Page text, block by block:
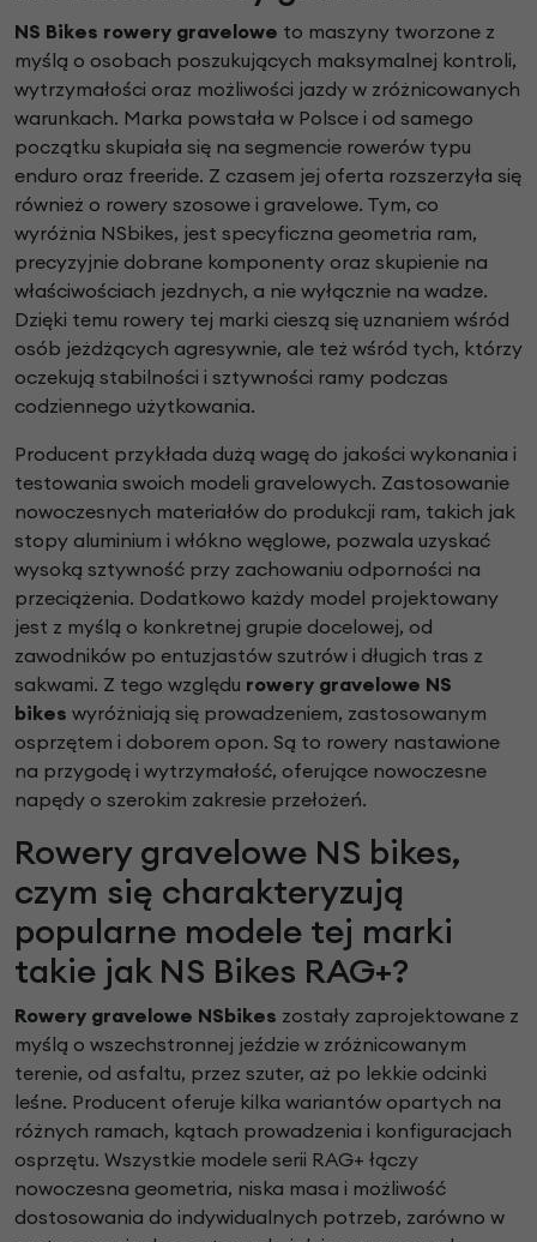
​NS Bikes rowery gravelowe to maszyny tworzone z
myślą o osobach poszukujących maksymalnej kontroli,
wytrzymałości oraz możliwości jazdy w zróżnicowanych
warunkach. Marka powstała w Polsce i od samego
początku skupiała się na segmencie rowerów typu
enduro oraz freeride. Z czasem jej oferta rozszerzyła się
również o rowery szosowe i gravelowe. Tym, co
wyróżnia NSbikes, jest specyficzna geometria ram,
precyzyjnie dobrane komponenty oraz skupienie na
właściwościach jezdnych, a nie wyłącznie na wadze.
Dzięki temu rowery tej marki cieszą się uznaniem wśród
osób jeżdżących agresywnie, ale też wśród tych, którzy
oczekują stabilności i sztywności ramy podczas
codziennego użytkowania.
Producent przykłada dużą wagę do jakości wykonania i
testowania swoich modeli gravelowych. Zastosowanie
nowoczesnych materiałów do produkcji ram, takich jak
stopy aluminium i włókno węglowe, pozwala uzyskać
wysoką sztywność przy zachowaniu odporności na
przeciążenia. Dodatkowo każdy model projektowany
jest z myślą o konkretnej grupie docelowej, od
zawodników po entuzjastów szutrów i długich tras z
sakwami. Z tego względu rowery gravelowe NS
bikes wyróżniają się prowadzeniem, zastosowanym
osprzętem i doborem opon. Są to rowery nastawione
na przygodę i wytrzymałość, oferujące nowoczesne
napędy o szerokim zakresie przełożeń.
Rowery gravelowe NS bikes,
czym się charakteryzują
popularne modele tej marki
takie jak NS Bikes RAG+?
Rowery gravelowe NSbikes zostały zaprojektowane z
myślą o wszechstronnej jeździe w zróżnicowanym
terenie, od asfaltu, przez szuter, aż po lekkie odcinki
leśne. Producent oferuje kilka wariantów opartych na
różnych ramach, kątach prowadzenia i konfiguracjach
osprzętu. Wszystkie modele serii RAG+ łączy
nowoczesna geometria, niska masa i możliwość
dostosowania do indywidualnych potrzeb, zarówno w